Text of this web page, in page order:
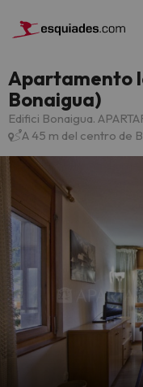
Apartamento
Bonaigua)
Edifici Bonaigua.
A 45 m del centro de